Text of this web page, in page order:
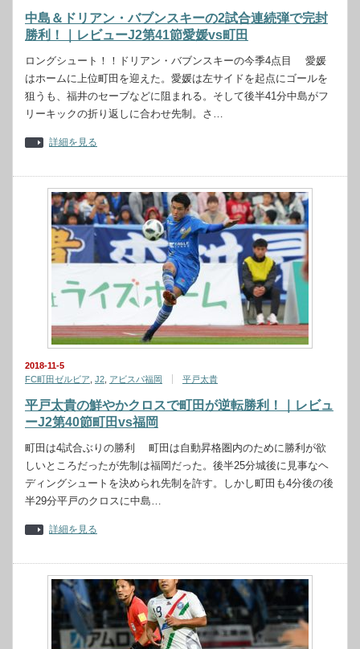
中島＆ドリアン・バブンスキーの2試合連続弾で完封
勝利！｜レビューJ2第41節愛媛vs町田
ロングシュート！！ドリアン・バブンスキーの今季4点目 愛媛
はホームに上位町田を迎えた。愛媛は左サイドを起点にゴールを
狙うも、福井のセーブなどに阻まれる。そして後半41分中島がフ
リーキックの折り返しに合わせ先制。さ…
詳細を見る
2018-11-5
FC町田ゼルビア J2 アビスパ福岡 平戸太貴
平戸太貴の鮮やかクロスで町田が逆転勝利！｜レビュ
ーJ2第40節町田vs福岡
町田は4試合ぶりの勝利 町田は自動昇格圏内のために勝利が欲
しいところだったが先制は福岡だった。後半25分城後に見事なヘ
ディングシュートを決められ先制を許す。しかし町田も4分後の後
半29分平戸のクロスに中島…
詳細を見る